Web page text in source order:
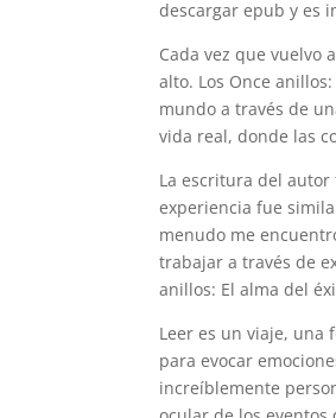
descargar epub y es
Cada vez que vuelvo
alto. Los Once
mundo a través de
vida real, donde las
La escritura del
experiencia fue
menudo me
trabajar a través de
anillos: El alma del
Leer es un viaje, una
para evocar
increíblemente